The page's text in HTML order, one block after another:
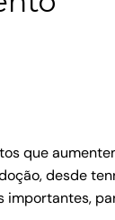
que
desde